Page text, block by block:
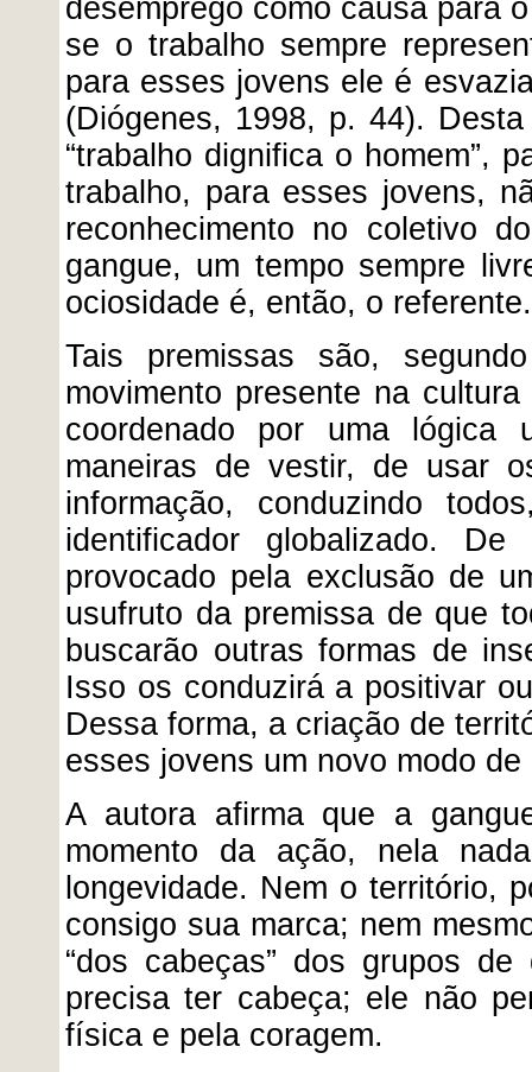
desemprego como causa para
se o trabalho sempre
para esses jovens ele é
(Diógenes, 1998, p. 44).
“trabalho dignifica o homem”,
trabalho, para esses jovens,
reconhecimento no coletivo
gangue, um tempo sempre
ociosidade é, então, o referente.
Tais premissas são,
movimento presente na
coordenado por uma lógica
maneiras de vestir, de usar
informação, conduzindo
identificador globalizado.
provocado pela exclusão de
usufruto da premissa de que
buscarão outras formas de
Isso os conduzirá a positivar
Dessa forma, a criação de
esses jovens um novo modo
A autora afirma que a
momento da ação, nela
longevidade. Nem o território,
consigo sua marca; nem
“dos cabeças” dos grupos
precisa ter cabeça; ele não
física e pela coragem.